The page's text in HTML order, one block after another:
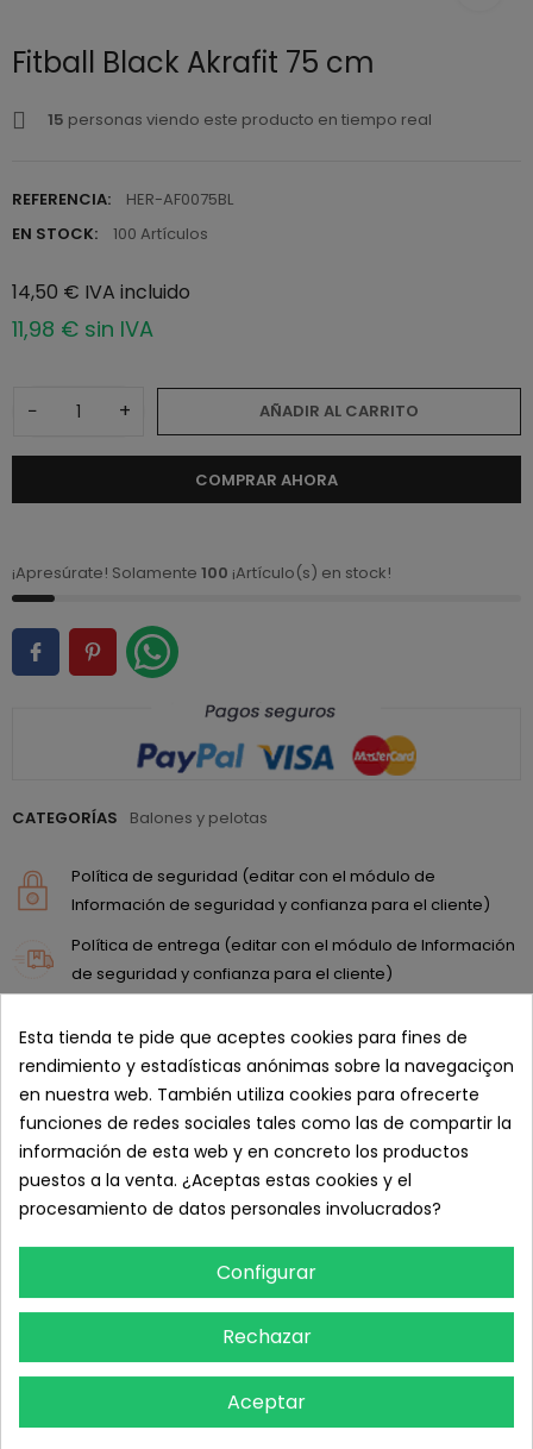
Fitball Black Akrafit 75 cm
15 personas viendo este producto en tiempo real
REFERENCIA:
HER-AF0075BL
EN STOCK:
100 Artículos
14,50 € IVA incluido
11,98 € sin IVA
− + AÑADIR AL CARRITO
COMPRAR AHORA
¡Apresúrate! Solamente 100 ¡Artículo(s) en stock!
CATEGORÍAS Balones y pelotas
Política de seguridad (editar con el módulo de
Información de seguridad y confianza para el cliente)
Política de entrega (editar con el módulo de Información
de seguridad y confianza para el cliente)
Información de seguridad y confianza para el cliente)
DESCRIPCIÓN
Balones diseñados para la práctica de pilates, estiramientos,
tonificación y ejercicios de rehabilitación. - Ideal para realizar
DETALLES DEL PRODUCTO
Esta tienda te pide que aceptes cookies para fines de
rendimiento y estadísticas anónimas sobre la navegaciçon
en nuestra web. También utiliza cookies para ofrecerte
funciones de redes sociales tales como las de compartir la
información de esta web y en concreto los productos
puestos a la venta. ¿Aceptas estas cookies y el
procesamiento de datos personales involucrados?
Configurar
Rechazar
Aceptar